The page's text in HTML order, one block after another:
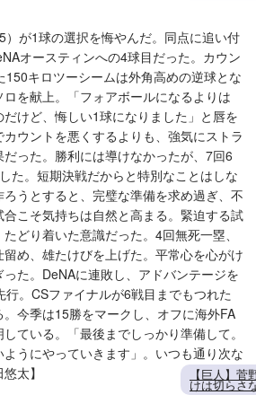
が1球の選択を悔やんだ。同点に追い付
オースティンへの4球目だった。カウン
150キロツーシームは外角高めの逆球とな
を献上。「フォアボールになるよりは
けど、悔しい1球になりました」と唇を
ウントを悪くするよりも、強気にストラ
った。勝利には導けなかったが、7回6
た。短期決戦だからと特別なことはしな
うとすると、完璧な準備を求め過ぎ、不
こそ気持ちは自然と高まる。緊迫する試
どり着いた意識だった。4回無死一塁、
め、雄たけびを上げた。平常心を心がけ
た。DeNAに連敗し、アドバンテージを
。CSファイナルが6戦目までもつれた
今季は15勝をマークし、オフに海外FA
ている。「最後までしっかり準備して。
うにやっていきます」。いつも通り次な
太】
【巨人】
けは切らさ